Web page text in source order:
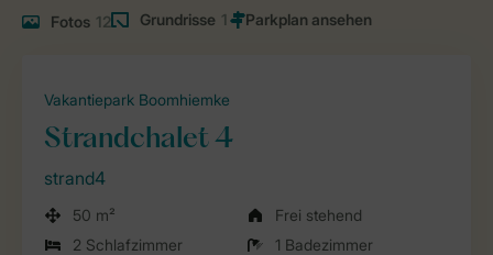
Fotos 12 Grundrisse 1
Vakantiepark Boomhiemke
Strandchalet 4
strand4
50 m²
Frei stehend
2 Schlafzimmer
1 Badezimmer